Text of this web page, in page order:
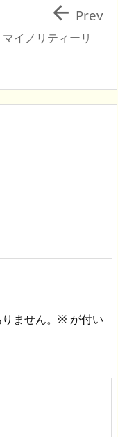
マイノリティーリ
 Prev
ません。 ※ が付い